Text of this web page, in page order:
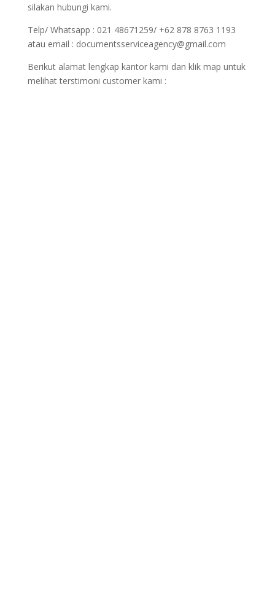
silakan hubungi kami.
Telp/ Whatsapp : 021 48671259/ +62 878 8763 1193
atau email : documentsserviceagency@gmail.com
Berikut alamat lengkap kantor kami dan klik map untuk
melihat terstimoni customer kami :